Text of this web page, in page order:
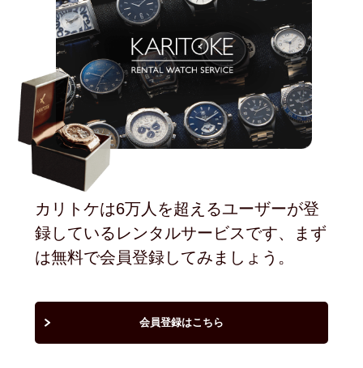
カリトケは6万人を超えるユーザーが登
録しているレンタルサービスです、まず
は無料で会員登録してみましょう。
会員登録はこちら